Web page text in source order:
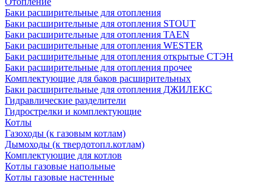
Баки расширительные для отопления
Баки расширительные для отопления STOUT
Баки расширительные для отопления TAEN
Баки расширительные для отопления WESTER
Баки расширительные для отопления открытые СТЭН
Баки расширительные для отопления прочее
Комплектующие для баков расширительных
Баки расширительные для отопления ДЖИЛЕКС
Гидравлические разделители
Гидрострелки и комплектующие
Котлы
Газоходы (к газовым котлам)
Дымоходы (к твердотопл.котлам)
Комплектующие для котлов
Котлы газовые напольные
Котлы газовые настенные